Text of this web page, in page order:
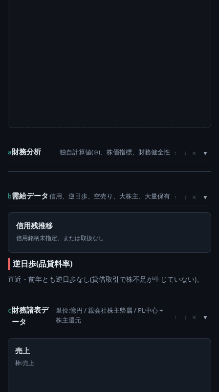
a財務分析 独自計算値(⊙)、株価指標、財務健全性 ↑ ↓ ×
b需給データ 信用、逆日歩、空売り、大株主、大量保有 ↑ ↓ ×
信用残推移
信用銘柄未指定、または取扱なし
逆日歩(品貸料率)
直近・前年とも逆日歩なし(貸借取引で株不足が生じていない)。
c財務諸表デ
ータ
単位:億円 / 親会社株主帰属 / PL中心 +
株主還元
↑ ↓ ×
売上
棒:売上